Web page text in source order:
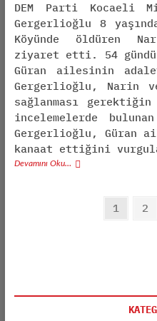
DEM Parti Kocaeli
Gergerlioğlu 8
Köyünde öldüren
ziyaret etti. 54
Güran ailesinin
Gergerlioğlu, Narin
sağlanması
incelemelerde
Gergerlioğlu, Güran
kanaat ettiğini
Devamını Oku…
Page
1 2